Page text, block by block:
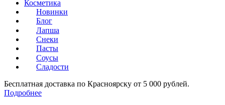
Косметика
Новинки
Блог
Лапша
Снеки
Пасты
Соусы
Сладости
Бесплатная доставка по Красноярску от 5 000 рублей.
Подробнее